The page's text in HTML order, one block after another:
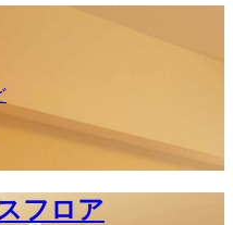
フロア